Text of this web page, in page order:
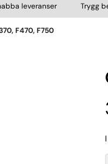
leveranser
F470, F750